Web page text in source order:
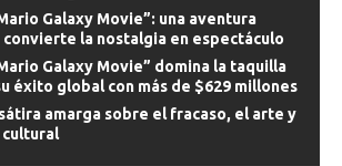
Galaxy Movie”: una aventura
convierte la nostalgia en espectáculo
Galaxy Movie” domina la taquilla
éxito global con más de $629 millones
amarga sobre el fracaso, el arte y